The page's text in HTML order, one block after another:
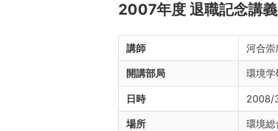
2007年度 退職記念講義
講師 河合崇
開講部局 環境
日時 2008/
場所 環境